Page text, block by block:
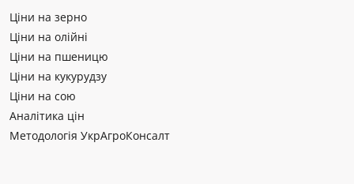
Ціни на зерно
Ціни на олійні
Ціни на пшеницю
Ціни на кукурудзу
Ціни на сою
Аналітика цін
Методологія УкрАгроКонсалт